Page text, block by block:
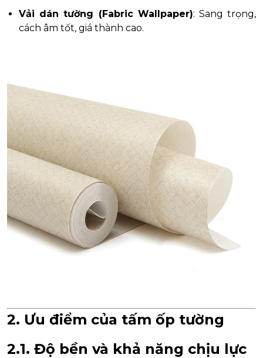
Vải dán tường (Fabric Wallpaper): Sang trọng,
cách âm tốt, giá thành cao.
2. Ưu điểm của tấm ốp tường
2.1. Độ bền và khả năng chịu lực